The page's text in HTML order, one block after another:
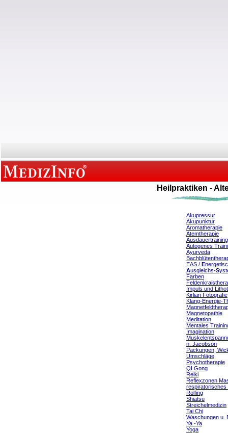
Heilpraktiken -
Akupressur
Akupunktur
Aromatherapie
Atemtherapie
Ausdauertraining
Autogenes
Ayurveda
EAS / E
Ausgleichs-S
Farben
Impuls und
Kirlian Fotografie
Klang-Energie-
Magnetopathie
Meditation
Mentales
Imagination
n. Jacobson
Packungen,
Umschläge
Psychotherapie
QI Gong
Reiki
Reflexzonen
respiratorisches
Rolfing
Shiatsu
Streichelmedizin
Tai Chi
Waschungen u.
Ya -Ya
Yoga